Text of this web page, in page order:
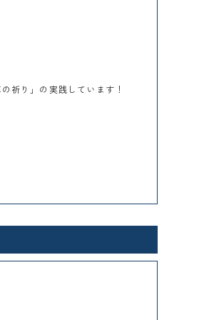
祈り」の実践しています！